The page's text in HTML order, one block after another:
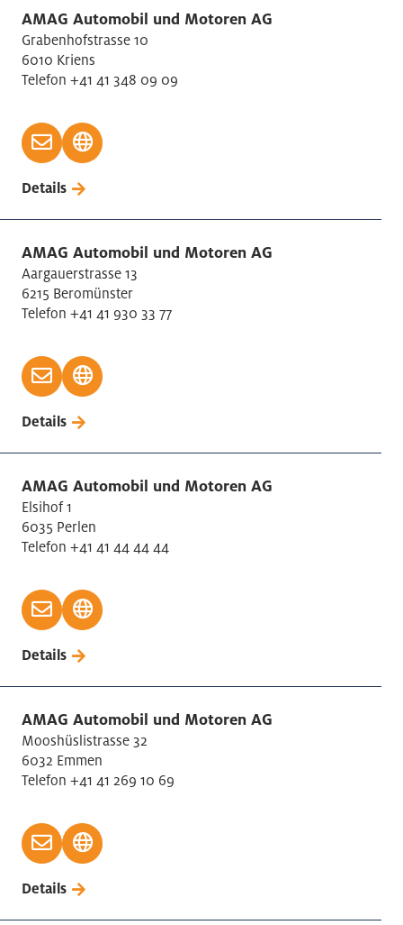
Unternehmensberatung
Verkehr und Logistik
Vermietung bewegliche Sachen
Werbung und Marktforschung
AMAG Automobil und Motoren AG
Grabenhofstrasse 10
6010 Kriens
Telefon +41 41 348 09 09
Details
AMAG Automobil und Motoren AG
Aargauerstrasse 13
6215 Beromünster
Telefon +41 41 930 33 77
Details
AMAG Automobil und Motoren AG
Elsihof 1
6035 Perlen
Telefon +41 41 44 44 44
Details
AMAG Automobil und Motoren AG
Mooshüslistrasse 32
6032 Emmen
Telefon +41 41 269 10 69
Details